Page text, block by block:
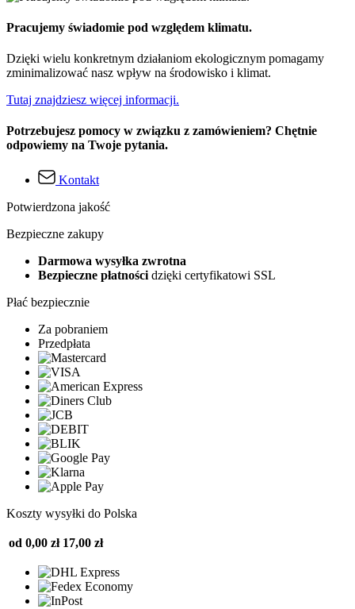
Pracujemy świadomie pod względem klimatu.
Dzięki wielu konkretnym działaniom ekologicznym pomagamy
zminimalizować nasz wpływ na środowisko i klimat.
Tutaj znajdziesz więcej informacji.
Potrzebujesz pomocy w związku z zamówieniem? Chętnie
odpowiemy na Twoje pytania.
Kontakt
Potwierdzona jakość
Bezpieczne zakupy
Darmowa wysyłka zwrotna
Bezpieczne płatności dzięki certyfikatowi SSL
Płać bezpiecznie
Za pobraniem
Przedpłata
Koszty wysyłki do Polska
od 0,00 zł 17,00 zł